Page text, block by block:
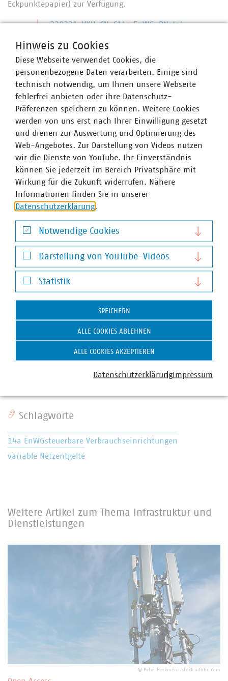
Eckpunktepapier) zur Verfügung.
230331_VKU-SN_§14a EnWG_BNetzA-
Ansprechpartner
Stephanie Risch
Senior-Fachgebietsleiterin Stromnetze
+49 30 58580-198
Schlagworte
14a EnWGsteuerbare Verbrauchseinrichtungen
variable Netzentgelte
Weitere Artikel zum Thema Infrastruktur und
Dienstleistungen
© Peter Heckmeier/stock.adobe.com
Hinweis zu Cookies
Diese Webseite verwendet Cookies, die
personenbezogene Daten verarbeiten. Einige sind
technisch notwendig, um Ihnen unsere Webseite
fehlerfrei anbieten oder ihre Datenschutz-
Präferenzen speichern zu können. Weitere Cookies
werden von uns erst nach Ihrer Einwilligung gesetzt
und dienen zur Auswertung und Optimierung des
Web-Angebotes. Zur Darstellung von Videos nutzen
wir die Dienste von YouTube. Ihr Einverständnis
können Sie jederzeit im Bereich Privatsphäre mit
Wirkung für die Zukunft widerrufen. Nähere
Informationen finden Sie in unserer
Datenschutzerklärung.
Notwendige Cookies
Notwendige Cookies
Darstellung von YouTube-Videos
Darstellung von YouTube-Videos
Statistik
Statistik
SPEICHERN
ALLE COOKIES ABLEHNEN
ALLE COOKIES AKZEPTIEREN
DatenschutzerklärungImpressum